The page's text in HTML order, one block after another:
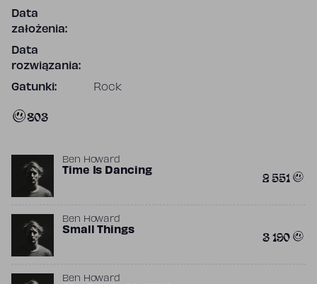
Data
założenia:
Data
rozwiązania:
Gatunki: Rock
803
Ben Howard
Time Is Dancing 2 551
Ben Howard
Small Things 3 190
Ben Howard